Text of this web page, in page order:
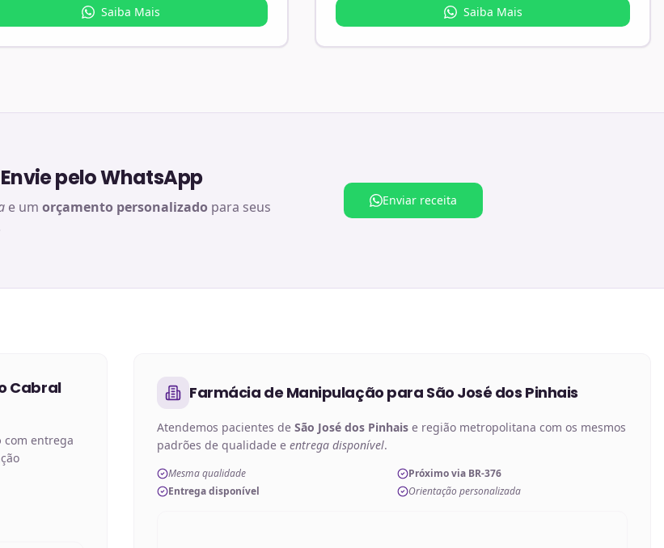
Saiba Mais Saiba Mais
pelo WhatsApp
e um orçamento personalizado para seus
Enviar receita
Cabral
com entrega
Farmácia de Manipulação para São José dos Pinhais
Atendemos pacientes de São José dos Pinhais e região metropolitana com os mesmos
padrões de qualidade e entrega disponível.
Mesma qualidade
Próximo via BR-376
Entrega disponível
Orientação personalizada